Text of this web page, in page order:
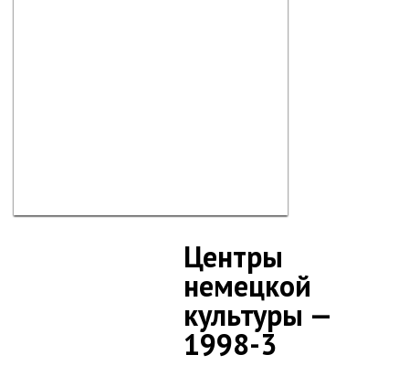
Центры
немецкой
культуры —
1998-3